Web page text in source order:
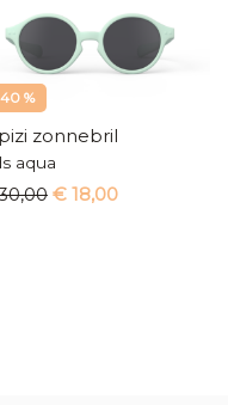
%
zonnebril
aqua
€ 18,00